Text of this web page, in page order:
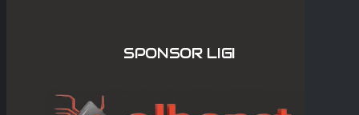
SPONSOR LIGI